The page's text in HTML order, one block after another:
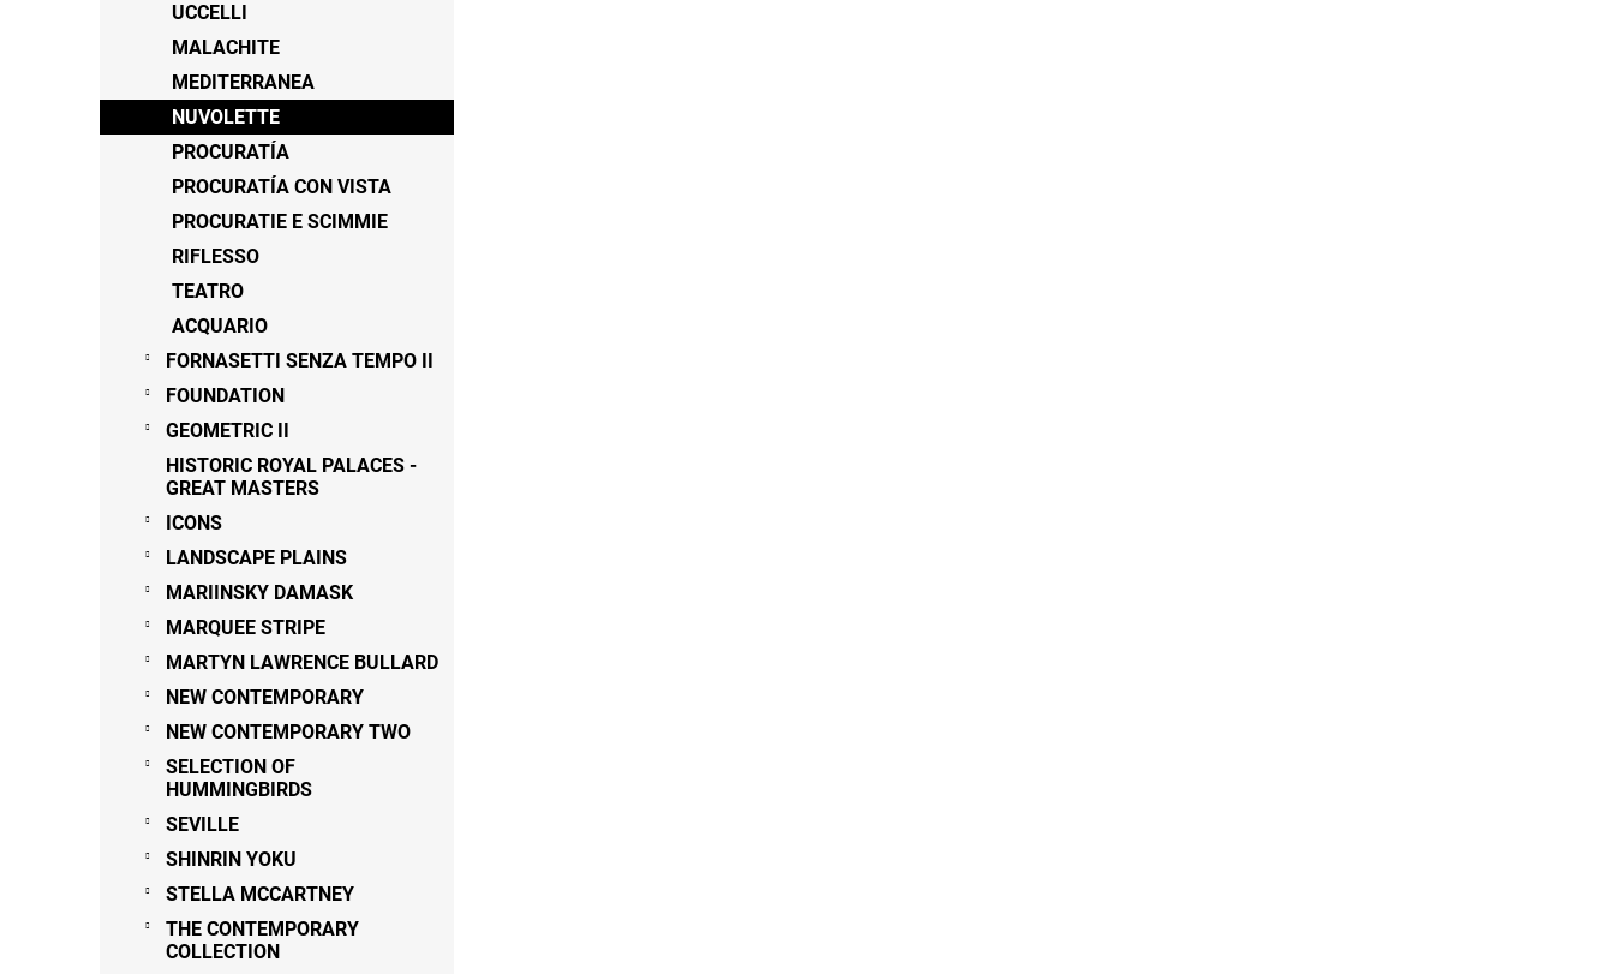
UCCELLI
MALACHITE
MEDITERRANEA
NUVOLETTE
PROCURATÍA
PROCURATÍA CON VISTA
PROCURATIE E SCIMMIE
RIFLESSO
TEATRO
ACQUARIO
FORNASETTI SENZA TEMPO II
FOUNDATION
GEOMETRIC II
HISTORIC ROYAL PALACES -
GREAT MASTERS
ICONS
LANDSCAPE PLAINS
MARIINSKY DAMASK
MARQUEE STRIPE
MARTYN LAWRENCE BULLARD
NEW CONTEMPORARY
NEW CONTEMPORARY TWO
SELECTION OF
HUMMINGBIRDS
SEVILLE
SHINRIN YOKU
STELLA MCCARTNEY
THE CONTEMPORARY
COLLECTION